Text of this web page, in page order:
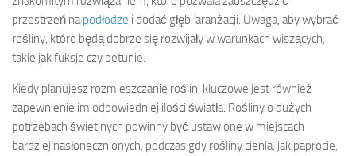
przestrzeń napodłodze i dodać głębi aranżacji. Uwaga, aby wybrać
rośliny, które będą dobrze się rozwijały w warunkach wiszących,
takie jak fuksje czy petunie.
Kiedy planujesz rozmieszczanie roślin, kluczowe jest również
zapewnienie im odpowiedniej ilości światła. Rośliny o dużych
potrzebach świetlnych powinny być ustawione w miejscach
bardziej nasłonecznionych, podczas gdy rośliny cienia, jak paprocie,